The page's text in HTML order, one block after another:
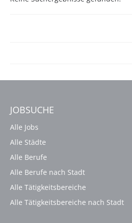
JOBSUCHE
Alle Jobs
Alle Städte
Alle Berufe
Alle Berufe nach Stadt
Alle Tätigkeitsbereiche
Alle Tätigkeitsbereiche nach Stadt